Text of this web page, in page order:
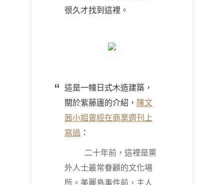
很久才找到這裡。
這是一幢日式木造建築，
關於紫藤廬的介紹， 陳文
茜小姐曾經在商業週刊上
寫過 ：
二十年前，這裡是黨
外人士最常眷顧的文化場
所。美麗島事件前，主人